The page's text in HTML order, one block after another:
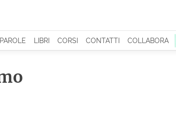
LIBRI CORSI CONTATTI COLLABORA